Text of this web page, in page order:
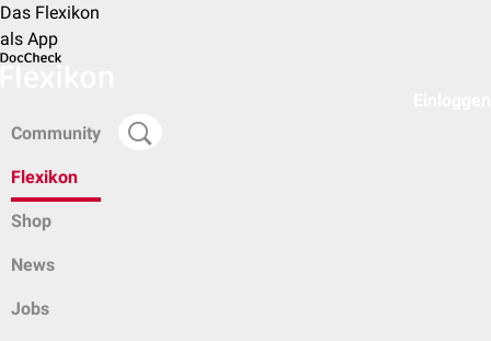
Das Flexikon
als App
Community
Flexikon
Shop
News
Jobs